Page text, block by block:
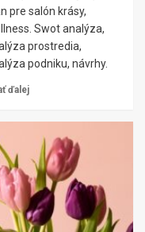
pre salón krásy,
Swot analýza,
prostredia,
podniku, návrhy.
ďalej